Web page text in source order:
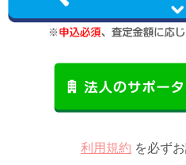
利用規約 を必ず